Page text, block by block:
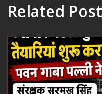
Related Post